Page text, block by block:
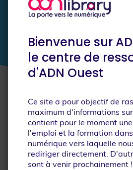
JE SUIS
Je découvre la filière
numérique
Je
Bienvenue sur
le centre de
d'ADN Ouest
Ce site a pour objectif de
maximum d'informations
contient pour le moment
l'emploi et la formation
numérique vers laquelle
rediriger directement.
sont à venir prochainement !